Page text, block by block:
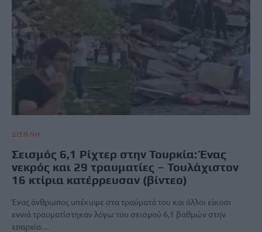
ΔΙΕΘΝΗ
Σεισμός 6,1 Ρίχτερ στην Τουρκία: Ένας
νεκρός και 29 τραυματίες – Τουλάχιστον
16 κτίρια κατέρρευσαν (βίντεο)
Ένας άνθρωπος υπέκυψε στα τραύματά του και άλλοι είκοσι
εννιά τραυματίστηκαν λόγω του σεισμού 6,1 βαθμών στην
επαρχία…